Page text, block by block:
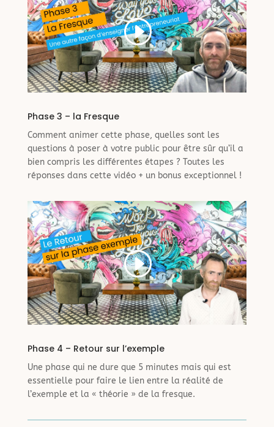
Phase 3 – la Fresque
Comment animer cette phase, quelles sont les
questions à poser à votre public pour être sûr qu’il a
bien compris les différentes étapes ? Toutes les
réponses dans cette vidéo + un bonus exceptionnel !
Phase 4 – Retour sur l’exemple
Une phase qui ne dure que 5 minutes mais qui est
essentielle pour faire le lien entre la réalité de
l’exemple et la « théorie » de la fresque.